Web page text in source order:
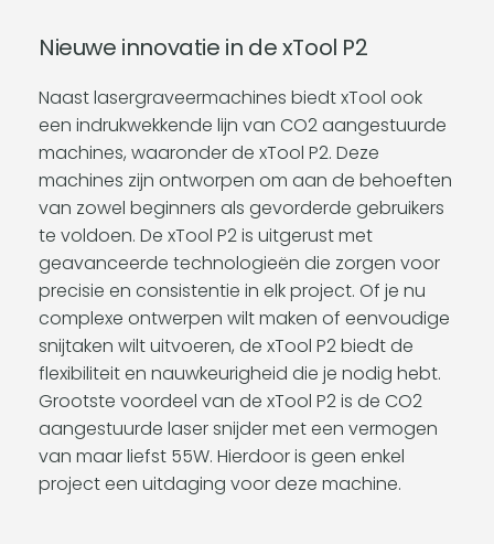
Nieuwe innovatie in de xTool P2
Naast lasergraveermachines biedt xTool ook
een indrukwekkende lijn van CO2 aangestuurde
machines, waaronder de xTool P2. Deze
machines zijn ontworpen om aan de behoeften
van zowel beginners als gevorderde gebruikers
te voldoen. De xTool P2 is uitgerust met
geavanceerde technologieën die zorgen voor
precisie en consistentie in elk project. Of je nu
complexe ontwerpen wilt maken of eenvoudige
snijtaken wilt uitvoeren, de xTool P2 biedt de
flexibiliteit en nauwkeurigheid die je nodig hebt.
Grootste voordeel van de xTool P2 is de CO2
aangestuurde laser snijder met een vermogen
van maar liefst 55W. Hierdoor is geen enkel
project een uitdaging voor deze machine.